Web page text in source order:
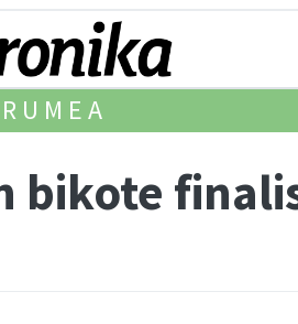
bikote